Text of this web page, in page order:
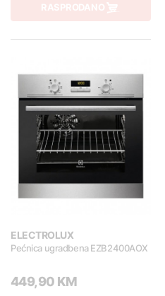
RASPRODANO
ELECTROLUX
Pećnica ugradbena EZB2400AOX
449,90 KM